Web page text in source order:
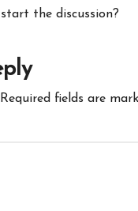
the discussion?
Required fields are